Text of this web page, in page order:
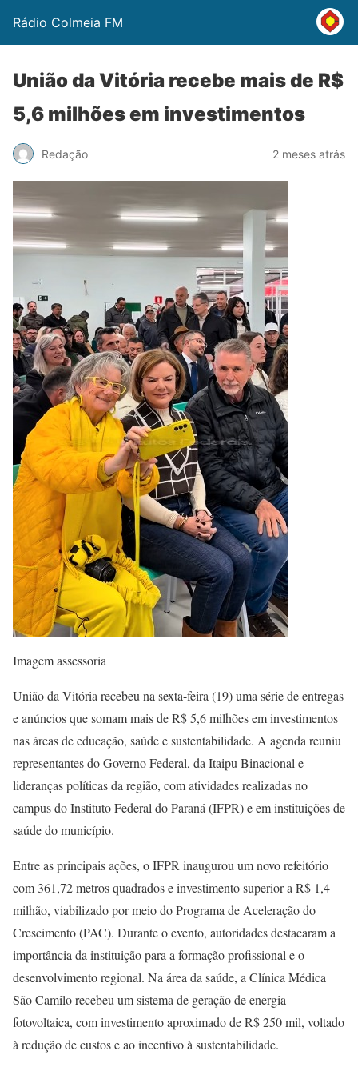
Rádio Colmeia FM
União da Vitória recebe mais de R$
5,6 milhões em investimentos
Redação 2 meses atrás
Imagem assessoria
União da Vitória recebeu na sexta-feira (19) uma série de entregas
e anúncios que somam mais de R$ 5,6 milhões em investimentos
nas áreas de educação, saúde e sustentabilidade. A agenda reuniu
representantes do Governo Federal, da Itaipu Binacional e
lideranças políticas da região, com atividades realizadas no
campus do Instituto Federal do Paraná (IFPR) e em instituições de
saúde do município.
Entre as principais ações, o IFPR inaugurou um novo refeitório
com 361,72 metros quadrados e investimento superior a R$ 1,4
milhão, viabilizado por meio do Programa de Aceleração do
Crescimento (PAC). Durante o evento, autoridades destacaram a
importância da instituição para a formação profissional e o
desenvolvimento regional. Na área da saúde, a Clínica Médica
São Camilo recebeu um sistema de geração de energia
fotovoltaica, com investimento aproximado de R$ 250 mil, voltado
à redução de custos e ao incentivo à sustentabilidade.